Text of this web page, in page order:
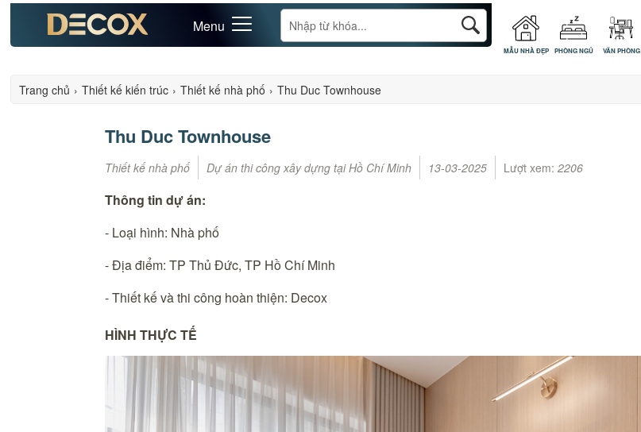
Menu
MẪU NHÀ ĐẸP PHÒNG NGỦ VĂN PHÒNG
Trang chủ › Thiết kế kiến trúc › Thiết kế nhà phố › Thu Duc Townhouse
Thu Duc Townhouse
Thiết kế nhà phố Dự án thi công xây dựng tại Hồ Chí Minh 13-03-2025 Lượt xem: 2206
Thông tin dự án:
- Loại hình: Nhà phố
- Địa điểm: TP Thủ Đức, TP Hồ Chí Minh
- Thiết kế và thi công hoàn thiện: Decox
HÌNH THỰC TẾ